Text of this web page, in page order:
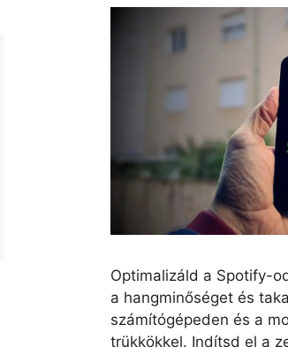
Optimalizáld a Spotify-
a hangminőséget és
számítógépeden és a
trükkökkel. Indítsd el a